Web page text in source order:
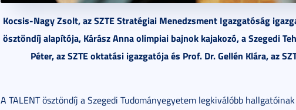
Kocsis-Nagy Zsolt, az SZTE Stratégiai Menedzsment Igazgatóság
ösztöndíj alapítója, Kárász Anna olimpiai bajnok kajakozó, a Szegedi
Péter, az SZTE oktatási igazgatója és Prof. Dr. Gellén Klára, az
A TALENT ösztöndíj a Szegedi Tudományegyetem legkiválóbb